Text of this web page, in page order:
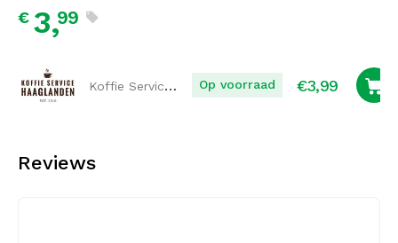
€ 3,99
Koffie Service Haaglanden Op voorraad €3,99
Reviews